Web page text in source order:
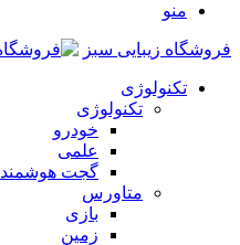
منو
فروشگاه زیبایی سبز
تکنولوژی
تکنولوژی
خودرو
علمی
گجت هوشمند
متاورس
بازی
زمین